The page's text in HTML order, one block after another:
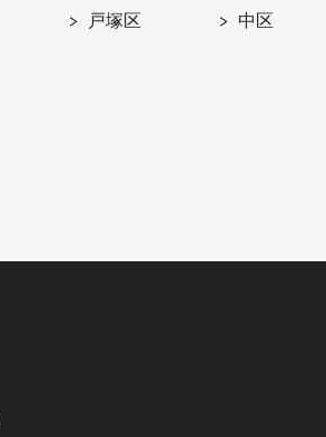
戸塚区 中区